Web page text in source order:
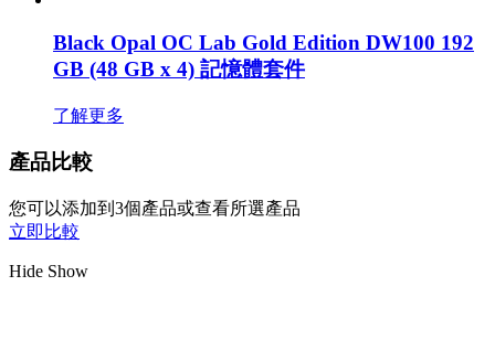
Black Opal OC Lab Gold Edition DW100 192
GB (48 GB x 4) 記憶體套件
了解更多
產品比較
您可以添加到3個產品或查看所選產品
立即比較
Hide Show